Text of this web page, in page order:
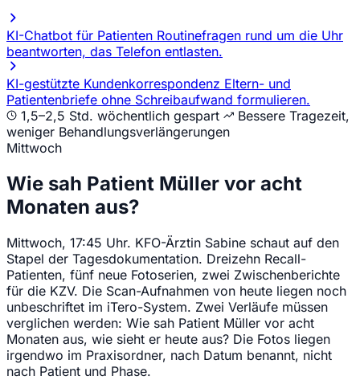
KI-Chatbot für Patienten Routinefragen rund um die Uhr
beantworten, das Telefon entlasten.
KI-gestützte Kundenkorrespondenz Eltern- und
Patientenbriefe ohne Schreibaufwand formulieren.
1,5–2,5 Std. wöchentlich gespart
Bessere Tragezeit,
weniger Behandlungsverlängerungen
Mittwoch
Wie sah Patient Müller vor acht
Monaten aus?
Mittwoch, 17:45 Uhr. KFO-Ärztin Sabine schaut auf den
Stapel der Tagesdokumentation. Dreizehn Recall-
Patienten, fünf neue Fotoserien, zwei Zwischenberichte
für die KZV. Die Scan-Aufnahmen von heute liegen noch
unbeschriftet im iTero-System. Zwei Verläufe müssen
verglichen werden: Wie sah Patient Müller vor acht
Monaten aus, wie sieht er heute aus? Die Fotos liegen
irgendwo im Praxisordner, nach Datum benannt, nicht
nach Patient und Phase.